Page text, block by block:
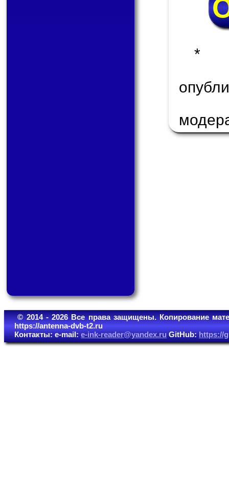
*
© 2014 - 2026 Все права защищены. Копирование
https://antenna-dvb-t2.ru
Контакты: e-mail:e-ink-reader@yandex.ruGitHub:https://